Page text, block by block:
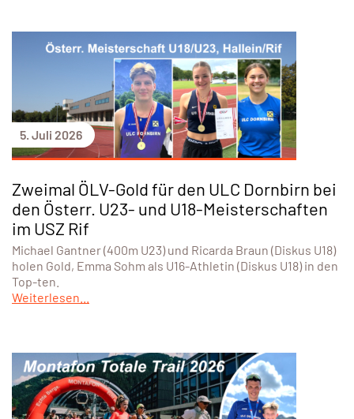
5. Juli 2026
Zweimal ÖLV-Gold für den ULC Dornbirn bei
den Österr. U23- und U18-Meisterschaften
im USZ Rif
Michael Gantner (400m U23) und Ricarda Braun (Diskus U18)
holen Gold, Emma Sohm als U16-Athletin (Diskus U18) in den
Top-ten.
Weiterlesen...